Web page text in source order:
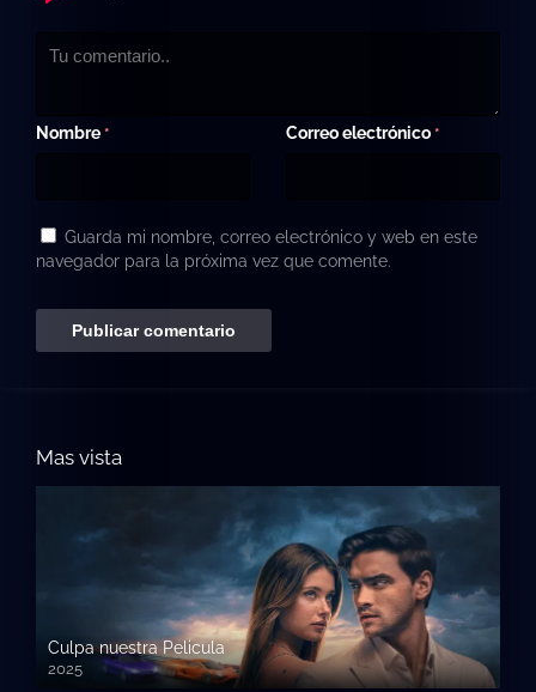
Nombre * Correo electrónico *
Guarda mi nombre, correo electrónico y web en este
navegador para la próxima vez que comente.
Mas vista
Culpa nuestra Pelicula
2025
720p HD